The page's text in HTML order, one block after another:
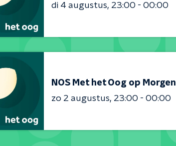
di 4 augustus 23:00 - 00:00
NOS Met het Oog op Morgen
zo 2 augustus 23:00 - 00:00